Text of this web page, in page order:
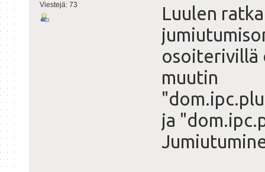
Viestejä: 73
Luulen
osoiterivillä
muutin
ja